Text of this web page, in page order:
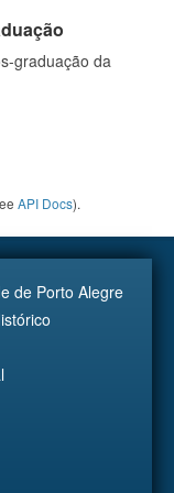
graduação da
API Docs).
de Porto Alegre